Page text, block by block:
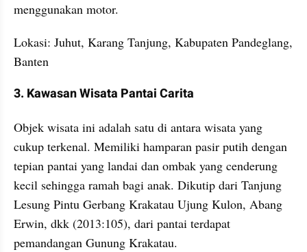
menggunakan motor.
Lokasi: Juhut, Karang Tanjung, Kabupaten Pandeglang,
Banten
3. Kawasan Wisata Pantai Carita
Objek wisata ini adalah satu di antara wisata yang
cukup terkenal. Memiliki hamparan pasir putih dengan
tepian pantai yang landai dan ombak yang cenderung
kecil sehingga ramah bagi anak. Dikutip dari Tanjung
Lesung Pintu Gerbang Krakatau Ujung Kulon, Abang
Erwin, dkk (2013:105), dari pantai terdapat
pemandangan Gunung Krakatau.